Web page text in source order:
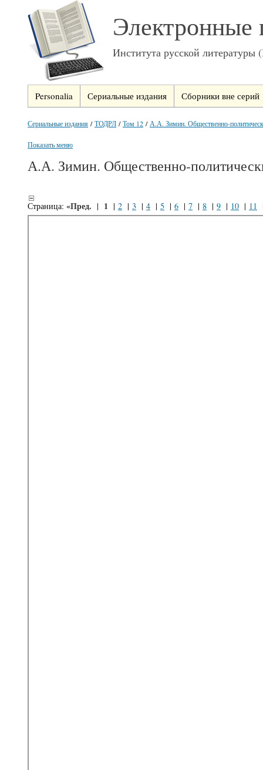
Электронные
Института русской
Personalia Сериальные издания Сборники вне серий
Сериальные издания /ТОДРЛ /Том 12 / А.А. Зимин. Общественно-
Показать меню
А.А. Зимин. Общественно-
Страница: «Пред. | 1 | 2 | 3 | 4 | 5 | 6 | 7 | 8 | 9 | 10 | 11